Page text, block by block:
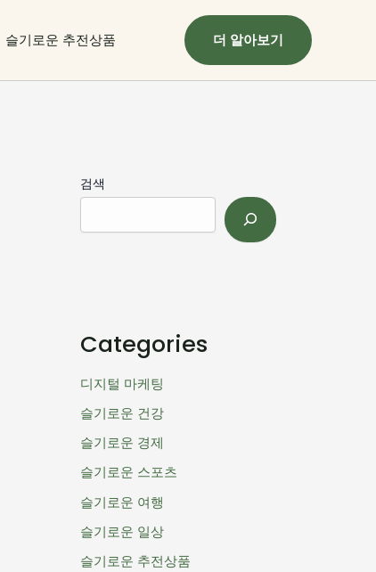
슬기로운 추전상품 더 알아보기
검색
Categories
디지털 마케팅
슬기로운 건강
슬기로운 경제
슬기로운 스포츠
슬기로운 여행
슬기로운 일상
슬기로운 추전상품